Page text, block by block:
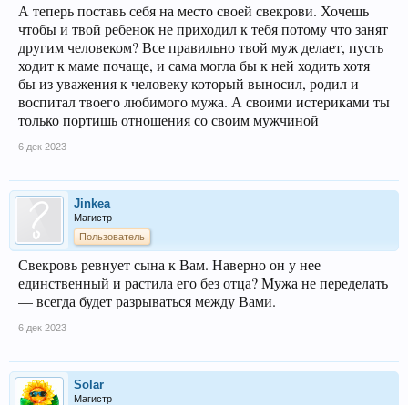
А теперь поставь себя на место своей свекрови. Хочешь
чтобы и твой ребенок не приходил к тебя потому что занят
другим человеком? Все правильно твой муж делает, пусть
ходит к маме почаще, и сама могла бы к ней ходить хотя
бы из уважения к человеку который выносил, родил и
воспитал твоего любимого мужа. А своими истериками ты
только портишь отношения со своим мужчиной
6 дек 2023
Jinkea
Магистр
Пользователь
Свекровь ревнует сына к Вам. Наверно он у нее
единственный и растила его без отца? Мужа не переделать
— всегда будет разрываться между Вами.
6 дек 2023
Solar
Магистр